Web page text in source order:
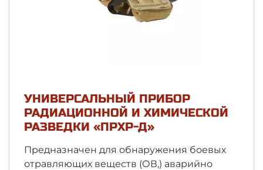
УНИВЕРСАЛЬНЫЙ ПРИБОР
РАДИАЦИОННОЙ И ХИМИЧЕСКОЙ
РАЗВЕДКИ «ПРХР-Д»
Предназначен для обнаружения боевых
отравляющих веществ (ОВ,) аварийно